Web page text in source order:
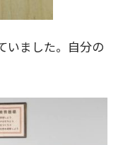
いました。自分の